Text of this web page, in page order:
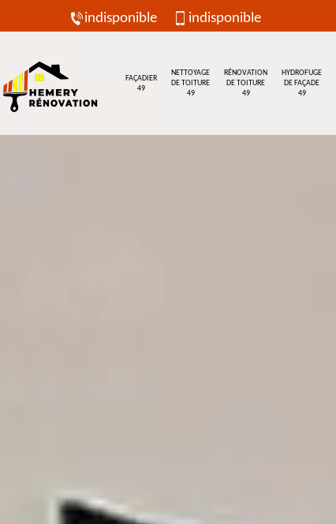
indisponible indisponible
FAÇADIER
49
NETTOYAGE
DE TOITURE
49
RÉNOVATION
DE TOITURE
49
HYDROFUGE
DE FAÇADE
49